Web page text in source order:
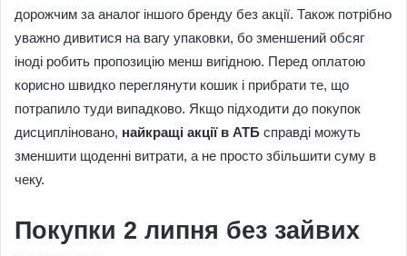
дорожчим за аналог іншого бренду без акції. Також потрібно
уважно дивитися на вагу упаковки, бо зменшений обсяг
іноді робить пропозицію менш вигідною. Перед оплатою
корисно швидко переглянути кошик і прибрати те, що
потрапило туди випадково. Якщо підходити до покупок
дисципліновано, найкращі акції в АТБ справді можуть
зменшити щоденні витрати, а не просто збільшити суму в
чеку.
Покупки 2 липня без зайвих